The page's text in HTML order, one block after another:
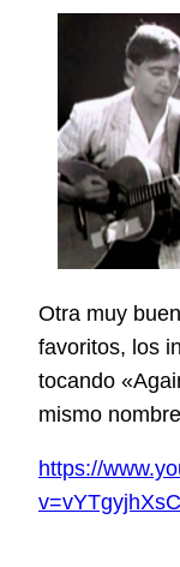
Otra muy
favoritos, los
tocando
mismo
https://